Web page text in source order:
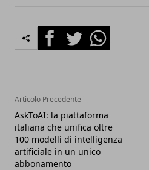
FacebookTwitterWhatsapp
Articolo Precedente
AskToAI: la piattaforma
italiana che unifica oltre
100 modelli di intelligenza
artificiale in un unico
abbonamento